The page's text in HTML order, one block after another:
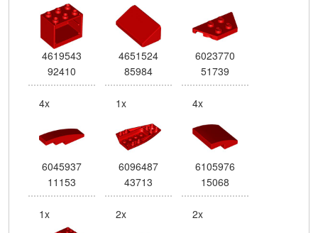
4619543
92410
4651524
85984
6023770
51739
4x
6045937
11153
1x
6096487
43713
4x
6105976
15068
1x 2x 2x